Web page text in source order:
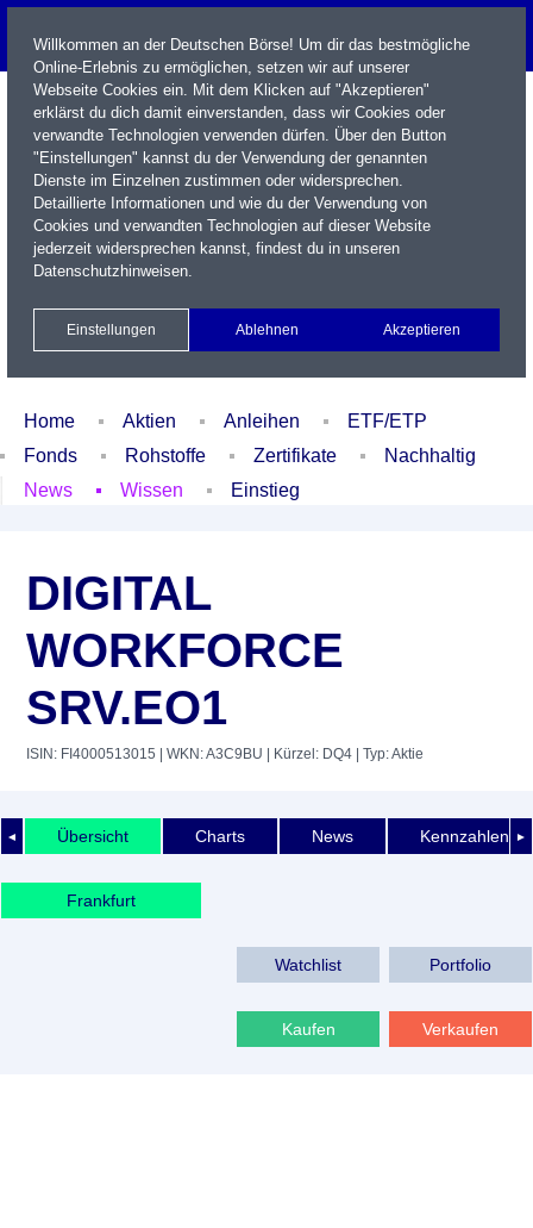
Name / WKN / ISIN / Kürzel
Xetra Realtime
Watchlist Portfolio Login
Home Aktien Anleihen
ETF/ETP
Fonds
Rohstoffe Zertifikate
Nachhaltig
News
Wissen Einstieg
DIGITAL
WORKFORCE
SRV.EO1
ISIN: FI4000513015 | WKN: A3C9BU | Kürzel: DQ4 | Typ: Aktie
◄ ►
Übersicht Charts News Kennzahlen
Frankfurt
Watchlist Portfolio
Kaufen Verkaufen
Willkommen an der Deutschen Börse! Um dir das bestmögliche
Online-Erlebnis zu ermöglichen, setzen wir auf unserer
Webseite Cookies ein. Mit dem Klicken auf "Akzeptieren"
erklärst du dich damit einverstanden, dass wir Cookies oder
verwandte Technologien verwenden dürfen. Über den Button
"Einstellungen" kannst du der Verwendung der genannten
Dienste im Einzelnen zustimmen oder widersprechen.
Detaillierte Informationen und wie du der Verwendung von
Cookies und verwandten Technologien auf dieser Website
jederzeit widersprechen kannst, findest du in unseren
Datenschutzhinweisen.
Einstellungen Ablehnen Akzeptieren